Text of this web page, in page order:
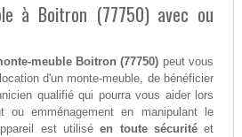
à Boitron (77750) avec ou
meuble Boitron (77750) peut vous
d'un monte-meuble, de bénéficier
qualifié qui pourra vous aider lors
ou emménagement en manipulant le
est utiliséen toute sécuritéet